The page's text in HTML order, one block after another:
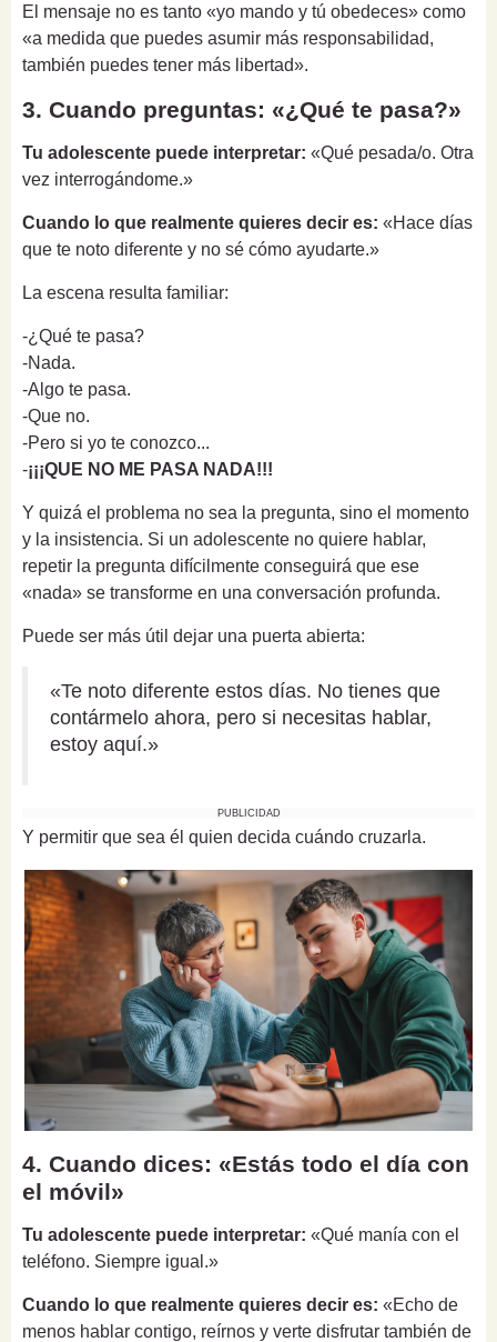
El mensaje no es tanto «yo mando y tú obedeces» como
«a medida que puedes asumir más responsabilidad,
también puedes tener más libertad».
3. Cuando preguntas: «¿Qué te pasa?»
Tu adolescente puede interpretar: «Qué pesada/o. Otra
vez interrogándome.»
Cuando lo que realmente quieres decir es: «Hace días
que te noto diferente y no sé cómo ayudarte.»
La escena resulta familiar:
-¿Qué te pasa?
-Nada.
-Algo te pasa.
-Que no.
-Pero si yo te conozco...
-¡¡¡QUE NO ME PASA NADA!!!
Y quizá el problema no sea la pregunta, sino el momento
y la insistencia. Si un adolescente no quiere hablar,
repetir la pregunta difícilmente conseguirá que ese
«nada» se transforme en una conversación profunda.
Puede ser más útil dejar una puerta abierta:
«Te noto diferente estos días. No tienes que
contármelo ahora, pero si necesitas hablar,
estoy aquí.»
PUBLICIDAD
Y permitir que sea él quien decida cuándo cruzarla.
4. Cuando dices: «Estás todo el día con
el móvil»
Tu adolescente puede interpretar: «Qué manía con el
teléfono. Siempre igual.»
Cuando lo que realmente quieres decir es: «Echo de
menos hablar contigo, reírnos y verte disfrutar también de